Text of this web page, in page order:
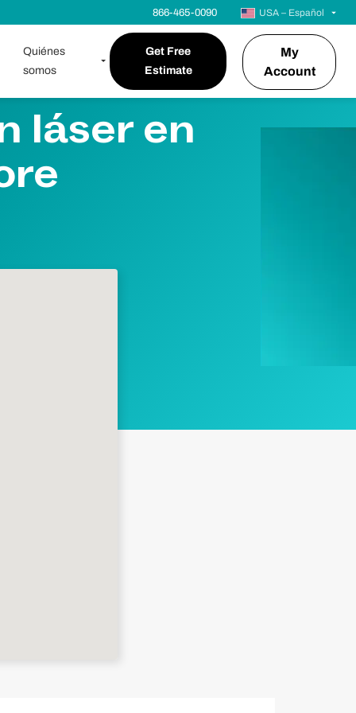
866-465-0090 USA – Español
Quiénes
somos
Get Free
Estimate
My
Account
láser en